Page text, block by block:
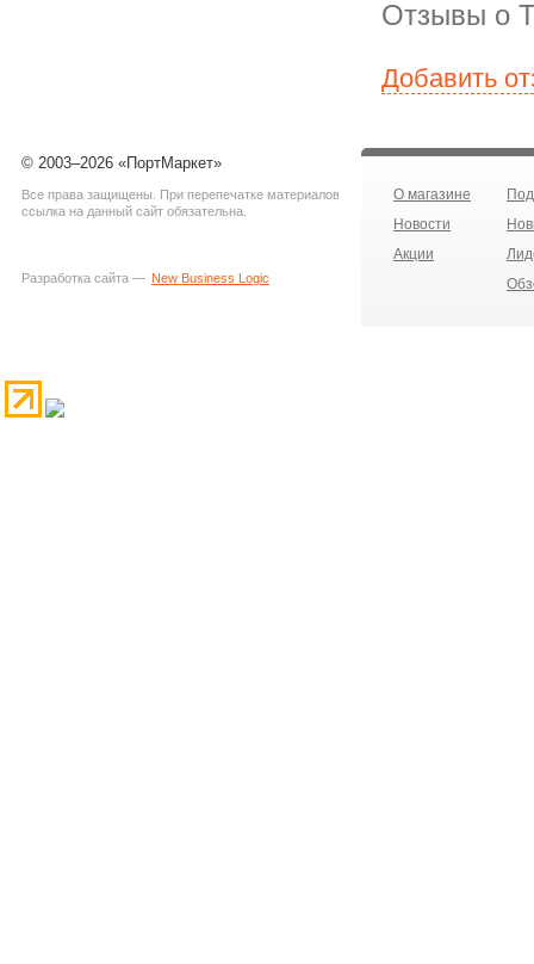
Отзывы о
Добавить
© 2003–2026 «ПортМаркет»
Все права защищены. При перепечатке материалов
ссылка на данный сайт обязательна.
Разработка сайта — New Business Logic
О магазине
Новости
Акции